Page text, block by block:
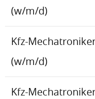
(w/m/d)
Kfz-
(w/m/d)
Kfz-